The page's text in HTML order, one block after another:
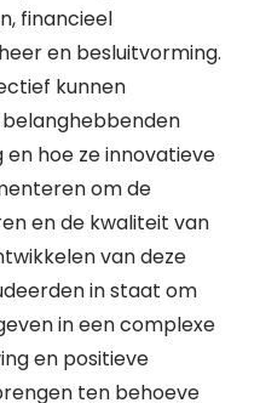
financieel
en besluitvorming.
kunnen
hoe ze innovatieve
om de
en de kwaliteit van
van deze
in staat om
in een complexe
en positieve
ten behoeve